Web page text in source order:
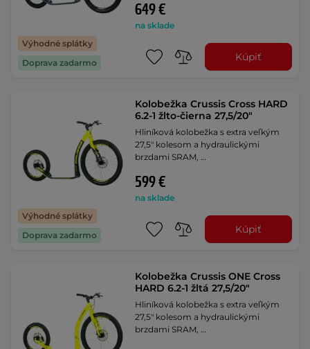
Výhodné splátky
Doprava zadarmo
649 €
na sklade
Kúpiť
Výhodné splátky
Doprava zadarmo
Kolobežka Crussis Cross HARD
6.2-1 žlto-čierna 27,5/20"
Hliníková kolobežka s extra veľkým
27,5" kolesom a hydraulickými
brzdami SRAM, …
599 €
na sklade
Kúpiť
Kolobežka Crussis ONE Cross
HARD 6.2-1 žltá 27,5/20"
Hliníková kolobežka s extra veľkým
27,5" kolesom a hydraulickými
brzdami SRAM, …